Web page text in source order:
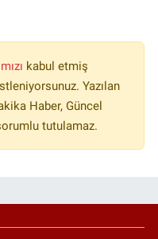
kabul etmiş
Yazılan
Haber, Güncel
tutulamaz.